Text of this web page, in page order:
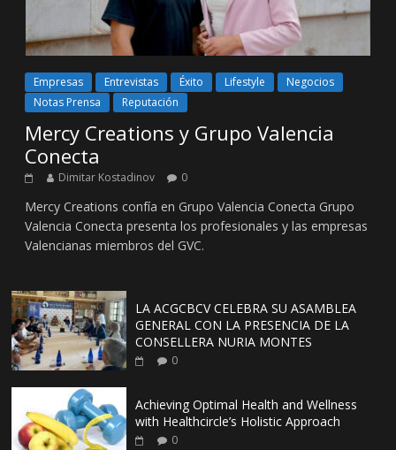
Empresas Entrevistas Éxito Lifestyle
Negocios
Notas Prensa
Reputación
Mercy Creations y Grupo Valencia
Conecta
Dimitar Kostadinov 0
Mercy Creations confía en Grupo Valencia Conecta Grupo
Valencia Conecta presenta los profesionales y las empresas
Valencianas miembros del GVC.
LA ACGCBCV CELEBRA SU ASAMBLEA
GENERAL CON LA PRESENCIA DE LA
CONSELLERA NURIA MONTES
0
Achieving Optimal Health and Wellness
with Healthcircle’s Holistic Approach
0